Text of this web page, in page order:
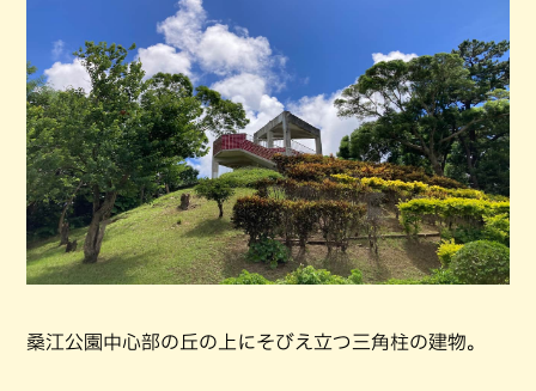
桑江公園中心部の丘の上にそびえ立つ三角柱の建物。